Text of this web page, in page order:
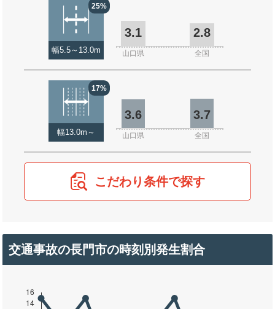
25%
幅5.5～13.0m
3.1 2.8
山口県 全国
17%
幅13.0m～
3.6 3.7
山口県 全国
こだわり条件で探す
交通事故の長門市の時刻別発生割合